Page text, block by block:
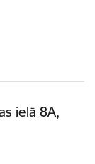
ielā 8A,